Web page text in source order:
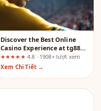
Discover the Best Online
Casino Experience at tg88-
z1.com
★★★★★ 4.8 · 1908+ lượt xem
Xem Chi Tiết →